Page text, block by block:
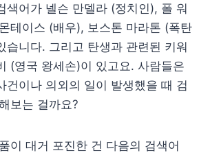
색어가 넬슨 만델라 (정치인), 폴 워
테이스 (배우), 보스톤 마라톤 (폭탄
습니다. 그리고 탄생과 관련된 키워
(영국 왕세손)이 있고요. 사람들은
건이나 의외의 일이 발생했을 때 검
보는 걸까요?
이 대거 포진한 건 다음의 검색어